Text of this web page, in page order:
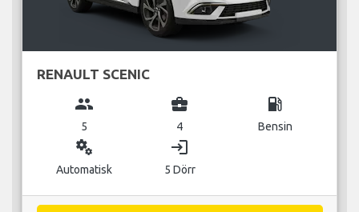
RENAULT SCENIC
group
5
business_center
4
local_gas_station
Bensin
miscellaneous_services
Automatisk
login
5 Dörr